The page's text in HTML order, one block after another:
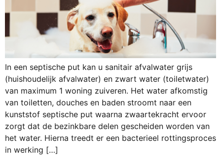
In een septische put kan u sanitair afvalwater grijs
(huishoudelijk afvalwater) en zwart water (toiletwater)
van maximum 1 woning zuiveren. Het water afkomstig
van toiletten, douches en baden stroomt naar een
kunststof septische put waarna zwaartekracht ervoor
zorgt dat de bezinkbare delen gescheiden worden van
het water. Hierna treedt er een bacterieel rottingsproces
in werking […]